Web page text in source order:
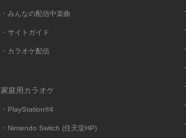
・みんなの配信中楽曲
・サイトガイド
・カラオケ配信
家庭用カラオケ
・PlayStation®4
・Nintendo Switch (任天堂HP)